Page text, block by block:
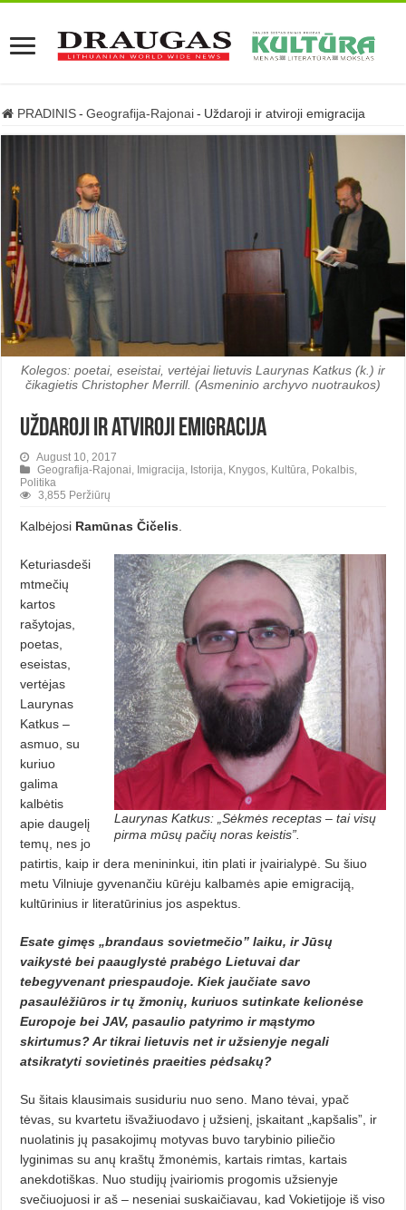
PRADINIS - Geografija-Rajonai - Uždaroji ir atviroji emigracija
Kolegos: poetai, eseistai, vertėjai lietuvis Laurynas Katkus (k.) ir
čikagietis Christopher Merrill. (Asmeninio archyvo nuotraukos)
Uždaroji ir atviroji emigracija
August 10, 2017
Geografija-Rajonai, Imigracija, Istorija, Knygos, Kultūra, Pokalbis,
Politika
3,855 Peržiūrų
Kalbėjosi Ramūnas Čičelis
Laurynas Katkus: „Sėkmės receptas – tai visų
pirma mūsų pačių noras keistis”.
Keturiasdeši
mtmečių
kartos
rašytojas,
poetas,
eseistas,
vertėjas
Laurynas
Katkus –
asmuo, su
kuriuo
galima
kalbėtis
apie daugelį
temų, nes jo
patirtis, kaip ir dera menininkui, itin plati ir įvairialypė. Su šiuo
metu Vilniuje gyvenančiu kūrėju kalbamės apie emigraciją,
kultūrinius ir literatūrinius jos aspektus.
Esate gimęs „brandaus sovietmečio” laiku, ir Jūsų
vaikystė bei paauglystė prabėgo Lietuvai dar
tebegyvenant priespaudoje. Kiek jaučiate savo
pasaulėžiūros ir tų žmonių, kuriuos sutinkate kelionėse
Europoje bei JAV, pasaulio patyrimo ir mąstymo
skirtumus? Ar tikrai lietuvis net ir užsienyje negali
atsikratyti sovietinės praeities pėdsakų?
Su šitais klausimais susiduriu nuo seno. Mano tėvai, ypač
tėvas, su kvartetu išvažiuodavo į užsienį, įskaitant „kapšalis”, ir
nuolatinis jų pasakojimų motyvas buvo tarybinio piliečio
lyginimas su anų kraštų žmonėmis, kartais rimtas, kartais
anekdotiškas. Nuo studijų įvairiomis progomis užsienyje
svečiuojuosi ir aš – neseniai suskaičiavau, kad Vokietijoje iš viso